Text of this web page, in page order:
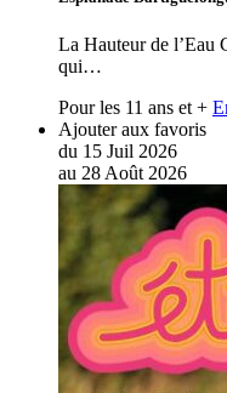
La Hauteur de l’Eau
qui…
Pour les 11 ans et +
Ajouter aux favoris
du 15 Juil 2026
au 28 Août 2026